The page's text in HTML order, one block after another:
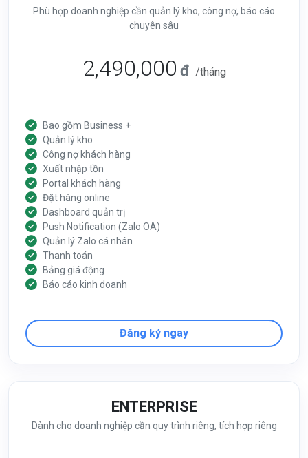
Phù hợp doanh nghiệp cần quản lý kho, công nợ, báo cáo
chuyên sâu
2,490,000 đ /tháng
Bao gồm Business +
Quản lý kho
Công nợ khách hàng
Xuất nhập tồn
Portal khách hàng
Đặt hàng online
Dashboard quản trị
Push Notification (Zalo OA)
Quản lý Zalo cá nhân
Thanh toán
Bảng giá động
Báo cáo kinh doanh
Đăng ký ngay
ENTERPRISE
Dành cho doanh nghiệp cần quy trình riêng, tích hợp riêng